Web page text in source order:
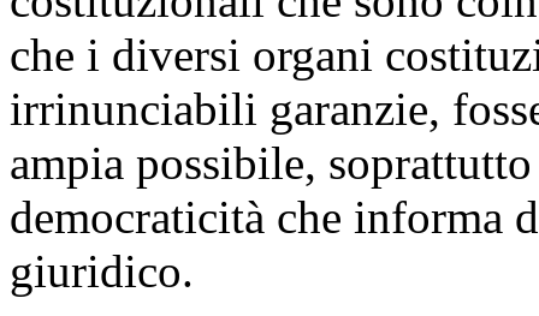
che i diversi organi
irrinunciabili garanzie,
ampia possibile,
democraticità che informa
giuridico.